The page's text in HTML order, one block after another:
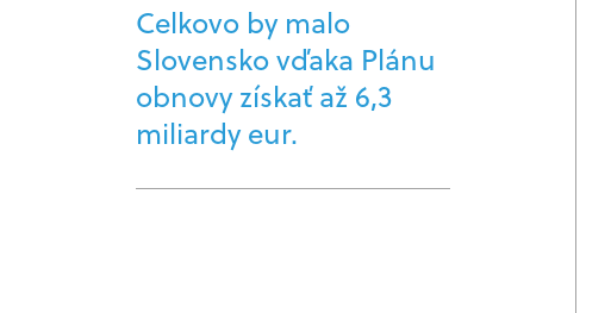
Celkovo by malo
Slovensko vďaka Plánu
obnovy získať až 6,3
miliardy eur.